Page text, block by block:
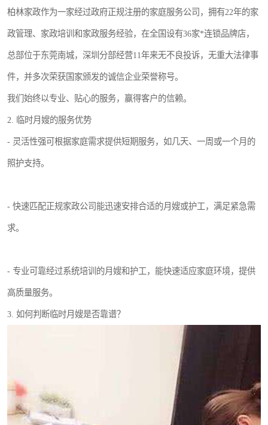
柏林家政作为一家经过政府正规注册的家庭服务公司，拥有22年的家
政管理、家政培训和家政服务经验，在全国设有36家*连锁品牌店，
总部位于东莞南城，深圳分部经营11年来无不良投诉，无重大法律事
件，并多次荣获国家颁发的诚信企业荣誉称号。
我们始终以专业、贴心的服务，赢得客户的信赖。
2. 临时月嫂的服务优势
- 灵活性强可根据家庭需求提供短期服务，如几天、一周或一个月的
照护支持。
- 快速匹配正规家政公司能迅速安排合适的月嫂或护工，满足紧急需
求。
- 专业可靠经过系统培训的月嫂和护工，能快速适应家庭环境，提供
高质量服务。
3. 如何判断临时月嫂是否靠谱？